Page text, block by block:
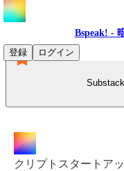
Bspeak! -
登録
ログイン
クリプトスタートア